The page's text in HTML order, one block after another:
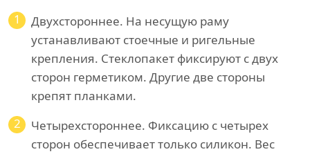
1
Двухстороннее. На несущую раму
устанавливают стоечные и ригельные
крепления. Стеклопакет фиксируют с двух
сторон герметиком. Другие две стороны
крепят планками.
2
Четырехстороннее. Фиксацию с четырех
сторон обеспечивает только силикон. Вес